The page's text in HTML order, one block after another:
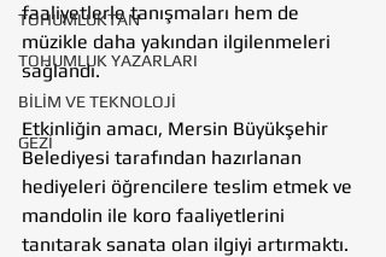
TOHUMLUKTAN
TOHUMLUK YAZARLARI
BİLİM VE TEKNOLOJİ
GEZİ
faaliyetlerle tanışmaları hem de
müzikle daha yakından ilgilenmeleri
sağlandı.
Etkinliğin amacı, Mersin Büyükşehir
Belediyesi tarafından hazırlanan
hediyeleri öğrencilere teslim etmek ve
mandolin ile koro faaliyetlerini
tanıtarak sanata olan ilgiyi artırmaktı.